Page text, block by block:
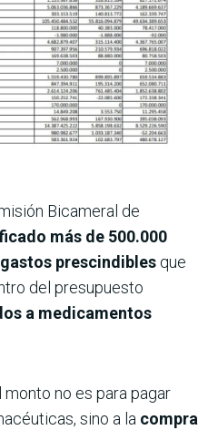
Bicameral de
más de 500.000
prescindibles que
del presupuesto
a medicamentos
no es para pagar
sino a la compra